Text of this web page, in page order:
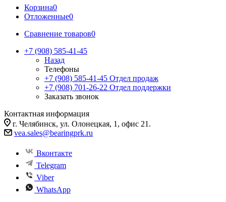
Корзина0
Отложенные0
Сравнение товаров0
+7 (908) 585-41-45
Назад
Телефоны
+7 (908) 585-41-45 Отдел продаж
+7 (908) 701-26-22 Отдел поддержки
Заказать звонок
Контактная информация
г. Челябинск, ул. Олонецкая, 1, офис 21.
vea.sales@bearingprk.ru
Вконтакте
Telegram
Viber
WhatsApp